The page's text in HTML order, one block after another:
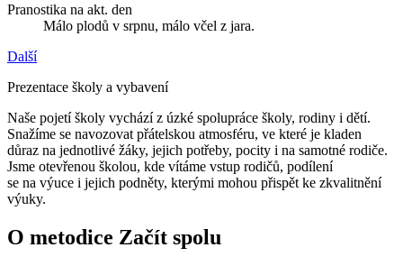
Pranostika na akt. den
Málo plodů v srpnu, málo včel z jara.
Další
Prezentace školy a vybavení
Naše pojetí školy vychází z úzké spolupráce školy, rodiny i dětí.
Snažíme se navozovat přátelskou atmosféru, ve které je kladen
důraz na jednotlivé žáky, jejich potřeby, pocity i na samotné rodiče.
Jsme otevřenou školou, kde vítáme vstup rodičů, podílení
se na výuce i jejich podněty, kterými mohou přispět ke zkvalitnění
výuky.
O metodice Začít spolu